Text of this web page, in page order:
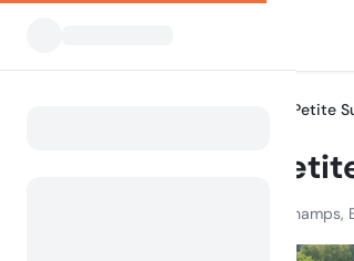
Arden Parks Petite
Arden Parks
Rue Al Bounire 27, 6960 Dochamps,